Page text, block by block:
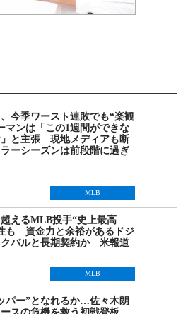
、今季ワースト連敗でも“楽観
ンは「この1週間ができな
」と主張 現地メディアも断
ーシーズンは前段階に過ぎ
MLB
えるMLB投手“史上最高
も 資金力と余裕があるドジ
クバルと長期契約か 米報道
MLB
パー”となれるか…佐々木朗